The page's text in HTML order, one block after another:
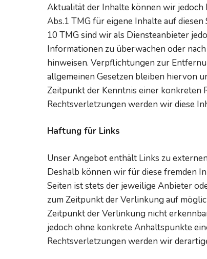
Aktualität der Inhalte können wir jedoch
Abs.1 TMG für eigene Inhalte auf
10 TMG sind wir als Diensteanbieter
Informationen zu überwachen oder
hinweisen. Verpflichtungen zur
allgemeinen Gesetzen bleiben hiervon
Zeitpunkt der Kenntnis einer konkreten
Rechtsverletzungen werden wir diese
Haftung für Links
Unser Angebot enthält Links zu
Deshalb können wir für diese fremden
Seiten ist stets der jeweilige Anbieter
zum Zeitpunkt der Verlinkung auf
Zeitpunkt der Verlinkung nicht
jedoch ohne konkrete Anhaltspunkte
Rechtsverletzungen werden wir